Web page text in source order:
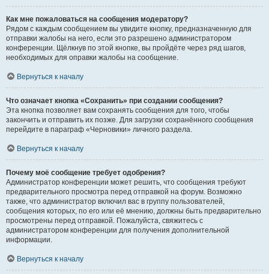
Как мне пожаловаться на сообщения модератору?
Рядом с каждым сообщением вы увидите кнопку, предназначенную для
отправки жалобы на него, если это разрешено администратором
конференции. Щёлкнув по этой кнопке, вы пройдёте через ряд шагов,
необходимых для оправки жалобы на сообщение.
Вернуться к началу
Что означает кнопка «Сохранить» при создании сообщения?
Эта кнопка позволяет вам сохранять сообщения для того, чтобы
закончить и отправить их позже. Для загрузки сохранённого сообщения
перейдите в параграф «Черновики» личного раздела.
Вернуться к началу
Почему моё сообщение требует одобрения?
Администратор конференции может решить, что сообщения требуют
предварительного просмотра перед отправкой на форум. Возможно
также, что администратор включил вас в группу пользователей,
сообщения которых, по его или её мнению, должны быть предварительно
просмотрены перед отправкой. Пожалуйста, свяжитесь с
администратором конференции для получения дополнительной
информации.
Вернуться к началу